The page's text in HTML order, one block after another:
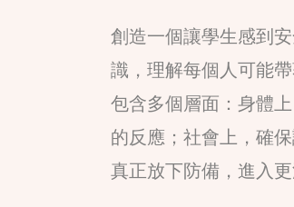
創造一個讓學生感到
識，理解每個人可能
包含多個層面：身體
的反應；社會上，確
真正放下防備，進入更